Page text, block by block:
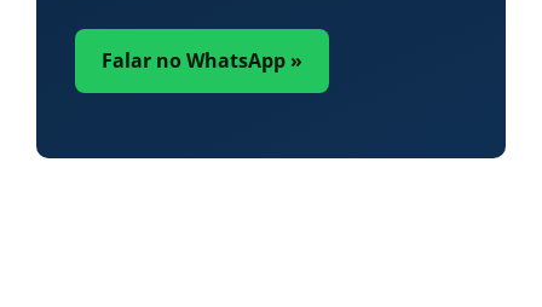
Falar no WhatsApp »